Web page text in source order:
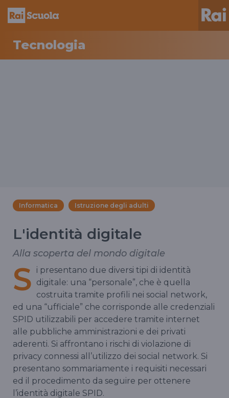
Tecnologia
Informatica Istruzione degli adulti
L'identità digitale
Alla scoperta del mondo digitale
S i presentano due diversi tipi di identità
digitale: una “personale”, che è quella
costruita tramite profili nei social network,
ed una “ufficiale” che corrisponde alle credenziali
SPID utilizzabili per accedere tramite internet
alle pubbliche amministrazioni e dei privati
aderenti. Si affrontano i rischi di violazione di
privacy connessi all’utilizzo dei social network. Si
presentano sommariamente i requisiti necessari
ed il procedimento da seguire per ottenere
l’identità digitale SPID.